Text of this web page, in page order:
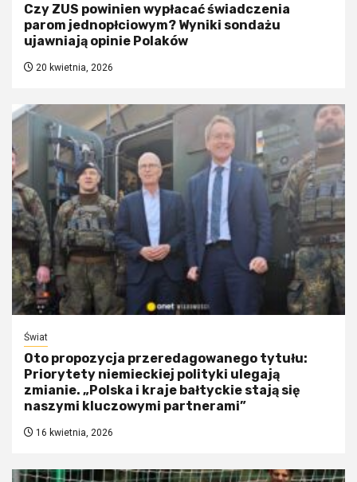
Czy ZUS powinien wypłacać świadczenia
parom jednopłciowym? Wyniki sondażu
ujawniają opinie Polaków
20 kwietnia, 2026
Świat
Oto propozycja przeredagowanego tytułu:
Priorytety niemieckiej polityki ulegają
zmianie. „Polska i kraje bałtyckie stają się
naszymi kluczowymi partnerami”
16 kwietnia, 2026